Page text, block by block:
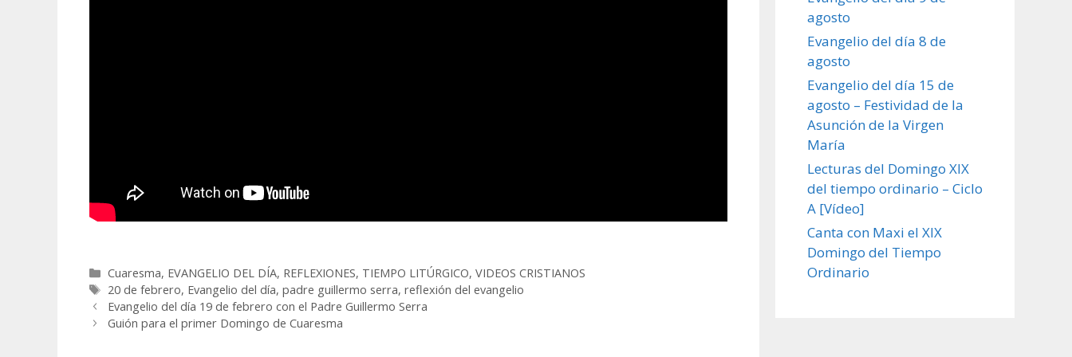
Categorías
Cuaresma, EVANGELIO DEL DÍA, REFLEXIONES, TIEMPO LITÚRGICO,VIDEOS CRISTIANOS
Etiquetas
20 de febrero, Evangelio del día,padre guillermo serra,reflexión del evangelio
Evangelio del día 19 de febrero con el Padre Guillermo Serra
Guión para el primer Domingo de Cuaresma
agosto
Evangelio del día 8 de
agosto
Evangelio del día 15 de
agosto – Festividad de la
Asunción de la Virgen
María
Lecturas del Domingo XIX
del tiempo ordinario – Ciclo
A [Vídeo]
Canta con Maxi el XIX
Domingo del Tiempo
Ordinario